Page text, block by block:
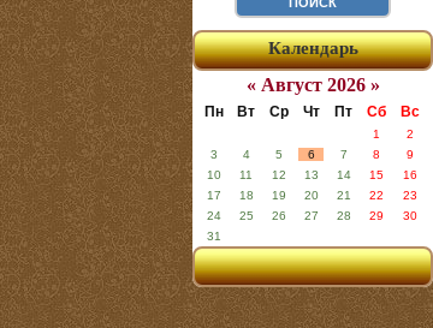
Календарь
« Август 2026 »
Пн Вт Ср Чт Пт Сб Вс
1
2
3
4 5 6 7 8
9
10
11 12 13 14 15
16
17
18 19 20 21 22
23
24
25 26 27 28 29
30
31